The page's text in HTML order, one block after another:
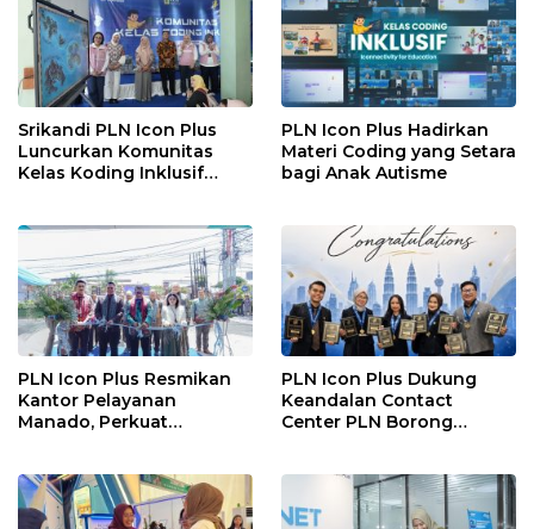
Srikandi PLN Icon Plus
Luncurkan Komunitas
Kelas Koding Inklusif
PLN Icon Plus Hadirkan
Materi Coding yang Setara
bagi Anak Autisme
PLN Icon Plus Resmikan
Kantor Pelayanan
Manado, Perkuat
PLN Icon Plus Dukung
Keandalan Contact
Center PLN Borong